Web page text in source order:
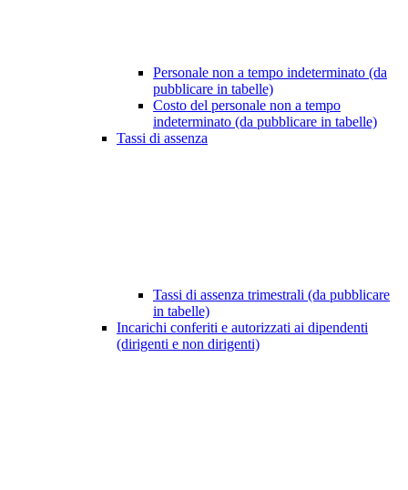
Personale non a tempo indeterminato (da
pubblicare in tabelle)
Costo del personale non a tempo
indeterminato (da pubblicare in tabelle)
Tassi di assenza
Tassi di assenza trimestrali (da pubblicare
in tabelle)
Incarichi conferiti e autorizzati ai dipendenti
(dirigenti e non dirigenti)